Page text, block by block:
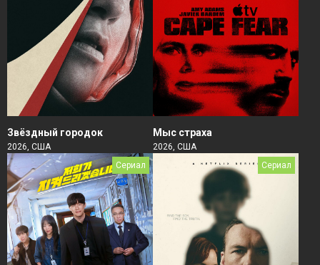
Звёздный городок
2026, США
Мыс страха
2026, США
Сериал
Сериал